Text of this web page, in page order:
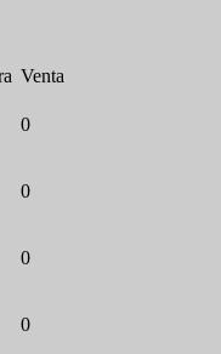
Venta
0
0
0
0